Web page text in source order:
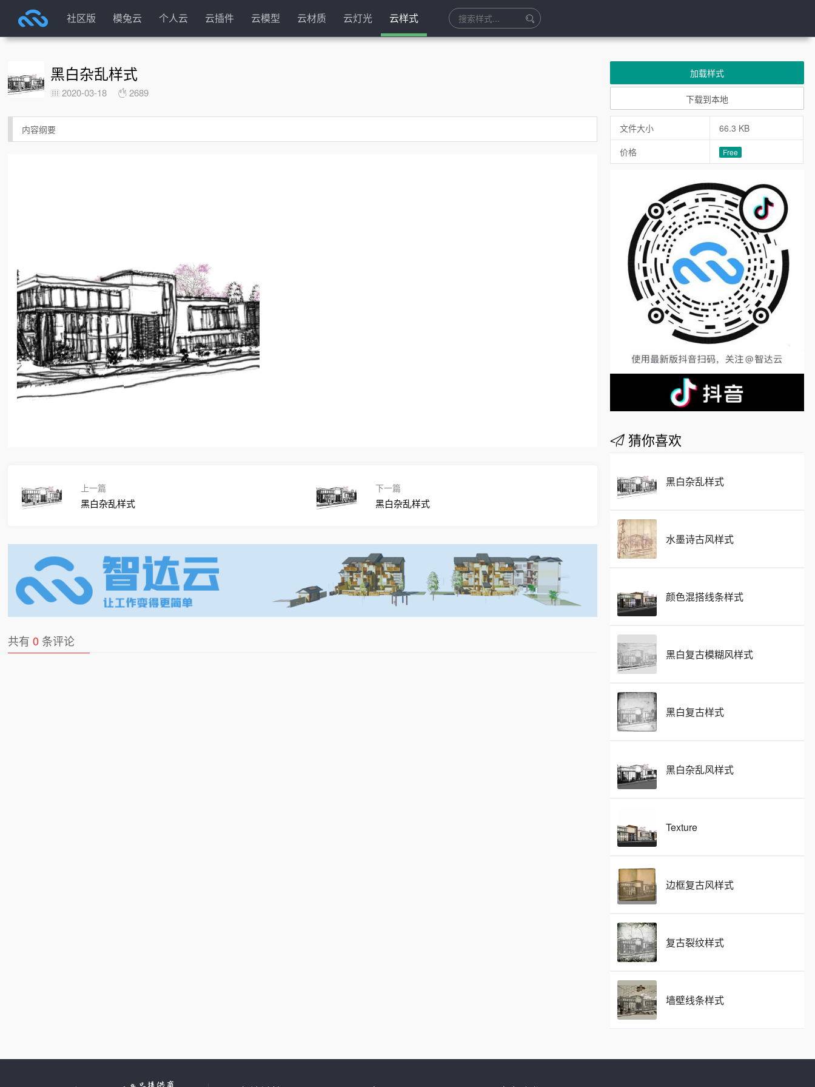
社区版 模兔云 个人云 云插件 云模型 云材质 云灯光 云样式
黑白杂乱样式
2020-03-18 2689
内容纲要
上一篇
黑白杂乱样式
下一篇
黑白杂乱样式
共有0 条评论
加载样式
下载到本地
文件大小
66.3 KB
价格
Free
猜你喜欢
黑白杂乱样式
水墨诗古风样式
颜色混搭线条样式
黑白复古模糊风样式
黑白复古样式
黑白杂乱风样式
Texture
边框复古风样式
复古裂纹样式
墙壁线条样式